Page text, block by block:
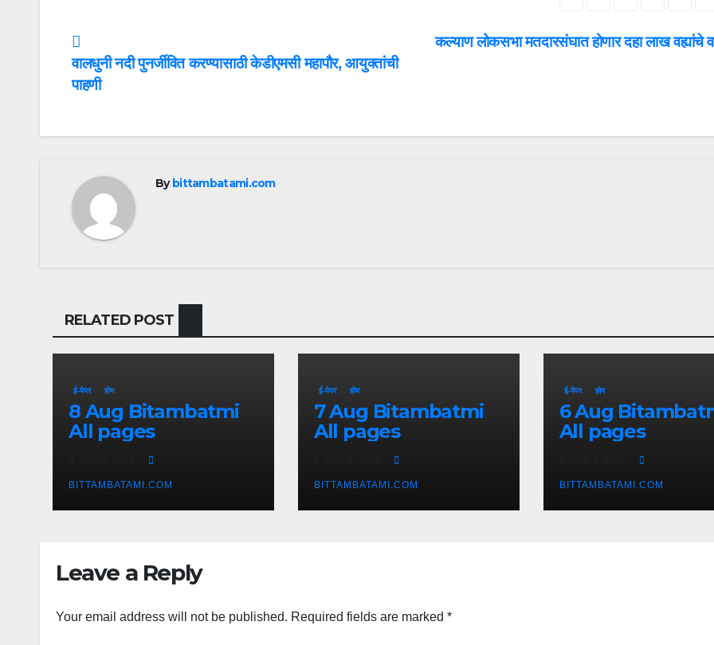
A
p
b
k
Post
navigation
कल्याण लोकसभा मतदारसंघात होणार दहा लाख वह्यांचे
वालधुनी नदी पुनर्जीवित करण्यासाठी केडीएमसी महापौर, आयुक्तांची
पाहणी
By bittambatami.com
RELATED POST
ई-पेपर होम
8 Aug Bitambatmi
All pages
BITTAMBATAMI.COM
ई-पेपर होम
7 Aug Bitambatmi
All pages
BITTAMBATAMI.COM
ई-पेपर होम
6 Aug Bitambatmi
All pages
BITTAMBATAMI.COM
Leave a Reply
Your email address will not be published. Required fields are marked *